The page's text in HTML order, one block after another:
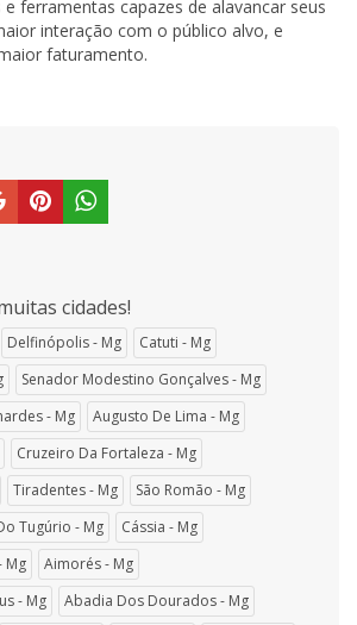
ferramentas capazes de alavancar seus
interação com o público alvo, e
faturamento.
cidades!
Delfinópolis - Mg
Catuti - Mg
Senador Modestino Gonçalves - Mg
- Mg
Augusto De Lima - Mg
Cruzeiro Da Fortaleza - Mg
Tiradentes - Mg
São Romão - Mg
Tugúrio - Mg
Cássia - Mg
Mg
Aimorés - Mg
- Mg
Abadia Dos Dourados - Mg